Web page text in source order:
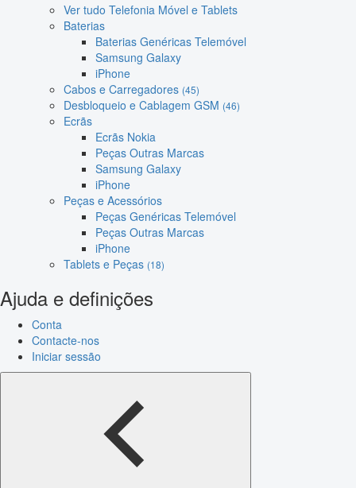
Ver tudo Telefonia Móvel e Tablets
Baterias
Baterias Genéricas Telemóvel
Samsung Galaxy
iPhone
Cabos e Carregadores (45)
Desbloqueio e Cablagem GSM (46)
Ecrãs
Ecrãs Nokia
Peças Outras Marcas
Samsung Galaxy
iPhone
Peças e Acessórios
Peças Genéricas Telemóvel
Peças Outras Marcas
iPhone
Tablets e Peças (18)
Ajuda e definições
Conta
Contacte-nos
Iniciar sessão